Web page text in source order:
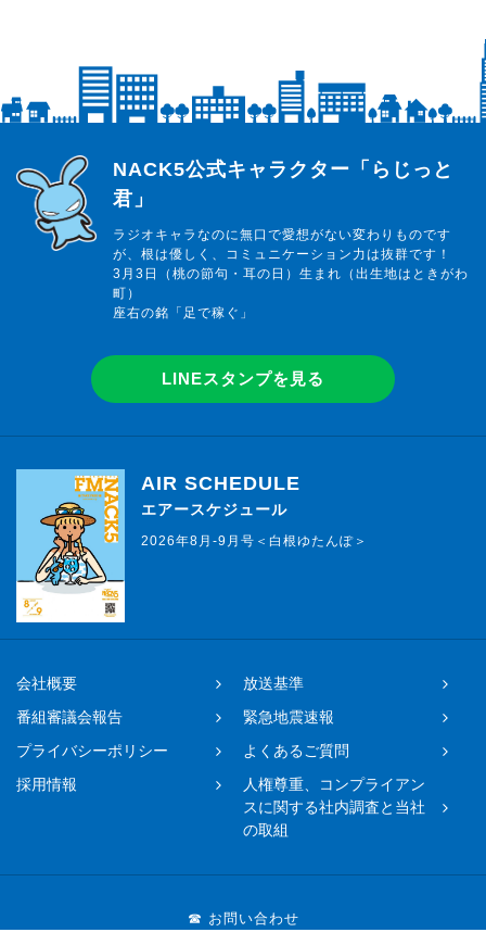
らじっと君
NACK5公式キャラクター「らじっと
君」
ラジオキャラなのに無口で愛想がない変わりものです
が、根は優しく、コミュニケーション力は抜群です！
3月3日（桃の節句・耳の日）生まれ（出生地はときがわ
町）
座右の銘「足で稼ぐ」
LINEスタンプを見る
AIR SCHEDULE
エアースケジュール
2026年8月-9月号＜白根ゆたんぽ＞
会社概要
放送基準
番組審議会報告
緊急地震速報
プライバシーポリシー
よくあるご質問
採用情報
人権尊重、コンプライアン
スに関する社内調査と当社
の取組
☎ お問い合わせ